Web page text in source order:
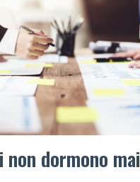
non dormono mai